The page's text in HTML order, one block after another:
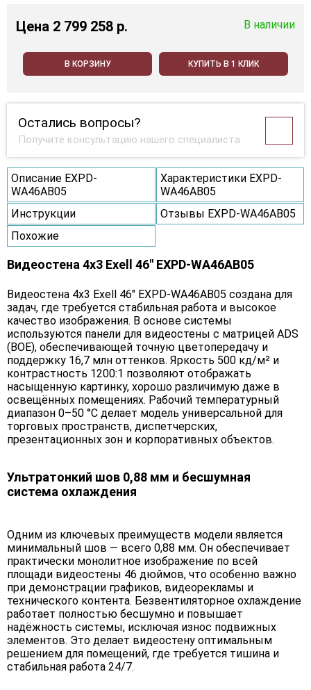
Цена 2 799 258 p. В наличии
В КОРЗИНУ КУПИТЬ В 1 КЛИК
Остались вопросы?
Получите консультацию нашего специалиста
Описание EXPD-
WA46AB05
Характеристики EXPD-
WA46AB05
Инструкции
Отзывы EXPD-WA46AB05
Похожие
Видеостена 4x3 Exell 46" EXPD-WA46AB05
Видеостена 4х3 Exell 46" EXPD-WA46AB05 создана для
задач, где требуется стабильная работа и высокое
качество изображения. В основе системы
используются панели для видеостены с матрицей ADS
(BOE), обеспечивающей точную цветопередачу и
поддержку 16,7 млн оттенков. Яркость 500 кд/м² и
контрастность 1200:1 позволяют отображать
насыщенную картинку, хорошо различимую даже в
освещённых помещениях. Рабочий температурный
диапазон 0–50 °C делает модель универсальной для
торговых пространств, диспетчерских,
презентационных зон и корпоративных объектов.
Ультратонкий шов 0,88 мм и бесшумная
система охлаждения
Одним из ключевых преимуществ модели является
минимальный шов — всего 0,88 мм. Он обеспечивает
практически монолитное изображение по всей
площади видеостены 46 дюймов, что особенно важно
при демонстрации графиков, видеорекламы и
технического контента. Безвентиляторное охлаждение
работает полностью бесшумно и повышает
надёжность системы, исключая износ подвижных
элементов. Это делает видеостену оптимальным
решением для помещений, где требуется тишина и
стабильная работа 24/7.